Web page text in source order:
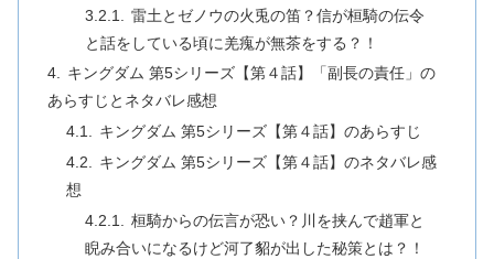
雷土とゼノウの火兎の笛？信が桓騎の伝令
と話をしている頃に羌瘣が無茶をする？！
キングダム 第5シリーズ【第４話】「副長の責任」の
あらすじとネタバレ感想
キングダム 第5シリーズ【第４話】のあらすじ
キングダム 第5シリーズ【第４話】のネタバレ感
想
桓騎からの伝言が恐い？川を挟んで趙軍と
睨み合いになるけど河了貂が出した秘策とは？！